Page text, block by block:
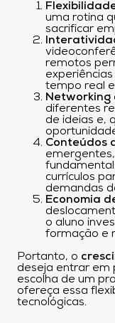
uma rotina
sacrificar
remotos
tempo real
Networking
diferentes
de ideias e,
Conteúdos
currículos
demandas
Economia
o aluno
formação e
Portanto, o
deseja entrar em
escolha de um
ofereça essa
tecnológicas.